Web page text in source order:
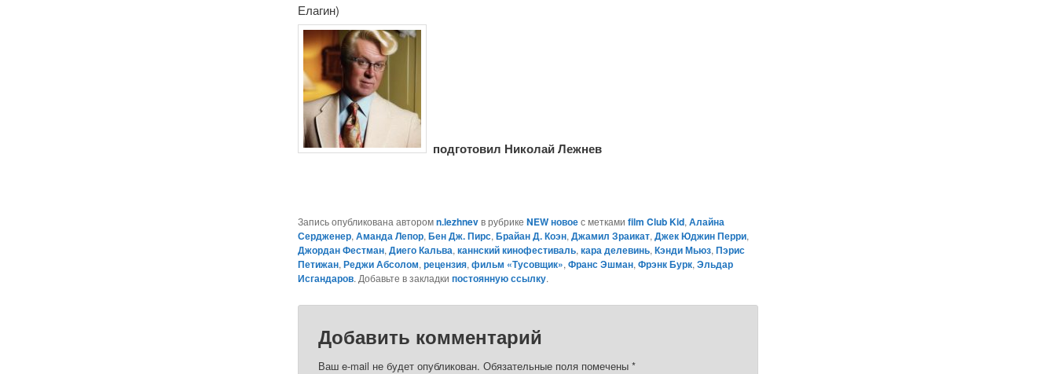
Елагин)
подготовил Николай Лежнев
Запись опубликована авторомn.lezhnevв рубрикеNEW новоес меткамиfilm Club Kid,Алайна
Сердженер,Аманда Лепор,Бен Дж. Пирс,Брайан Д. Коэн,Джамил Зраикат,Джек Юджин Перри,
Джордан Фестман,Диего Кальва,каннский кинофестиваль,кара делевинь,Кэнди Мьюз,Пэрис
Петижан,Реджи Абсолом,рецензия,фильм «Тусовщик»,Франс Эшман,Фрэнк Бурк,Эльдар
Исгандаров. Добавьте в закладкипостоянную ссылку.
Добавить комментарий
Ваш e-mail не будет опубликован. Обязательные поля помечены *